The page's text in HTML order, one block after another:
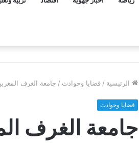
الرئيسية / قضايا وحوادث / جامعة الغرف
قضايا وحوادث
جامعة الغرف